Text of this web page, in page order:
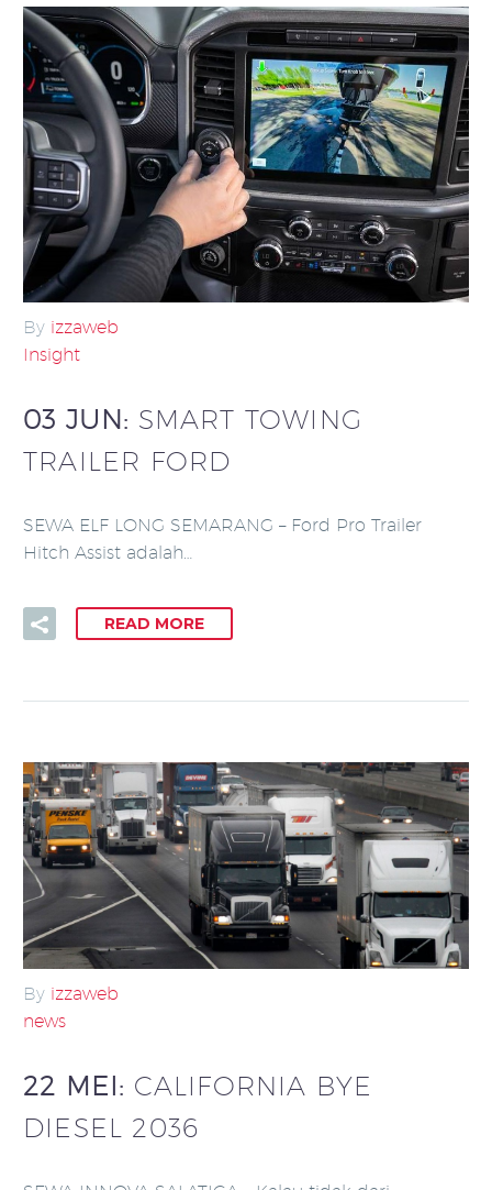
By izzaweb
Insight
03 JUN: SMART TOWING
TRAILER FORD
SEWA ELF LONG SEMARANG – Ford Pro Trailer
Hitch Assist adalah…
READ MORE
By izzaweb
news
22 MEI: CALIFORNIA BYE
DIESEL 2036